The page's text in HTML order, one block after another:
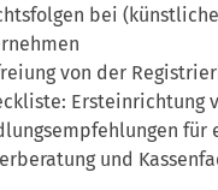
bei
von der
Ersteinrichtung
für
und